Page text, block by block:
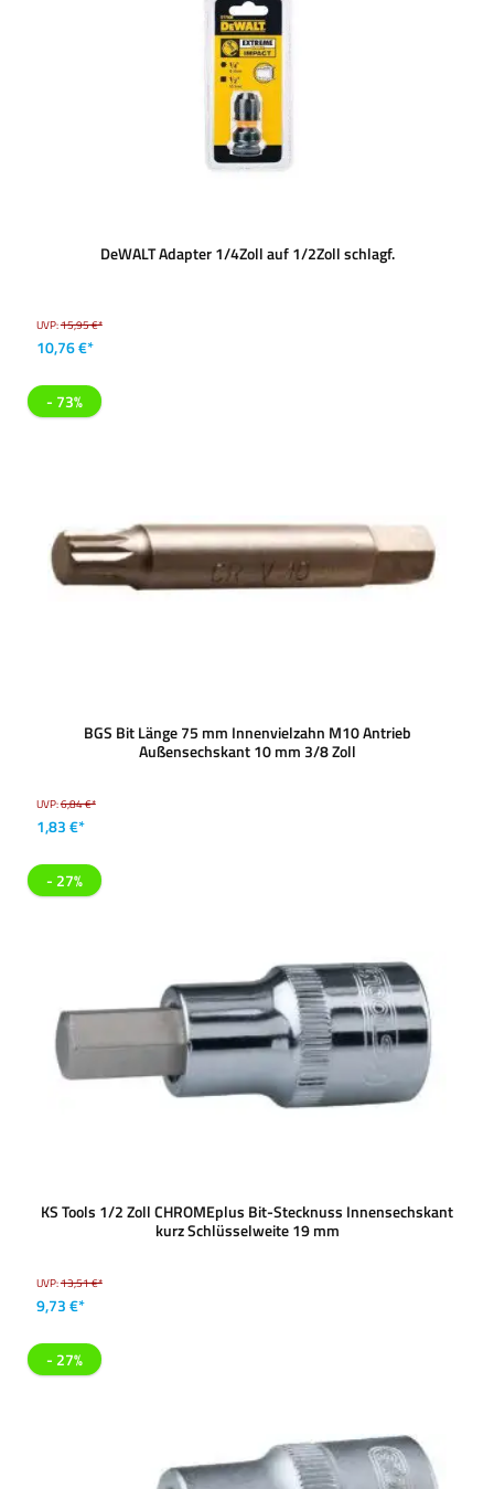
DeWALT Adapter 1/4Zoll auf 1/2Zoll schlagf.
UVP:15,95 €*
10,76 €*
- 73%
BGS Bit Länge 75 mm Innenvielzahn M10 Antrieb
Außensechskant 10 mm 3/8 Zoll
UVP:6,84 €*
1,83 €*
- 27%
KS Tools 1/2 Zoll CHROMEplus Bit-Stecknuss Innensechskant
kurz Schlüsselweite 19 mm
UVP:13,51 €*
9,73 €*
- 27%